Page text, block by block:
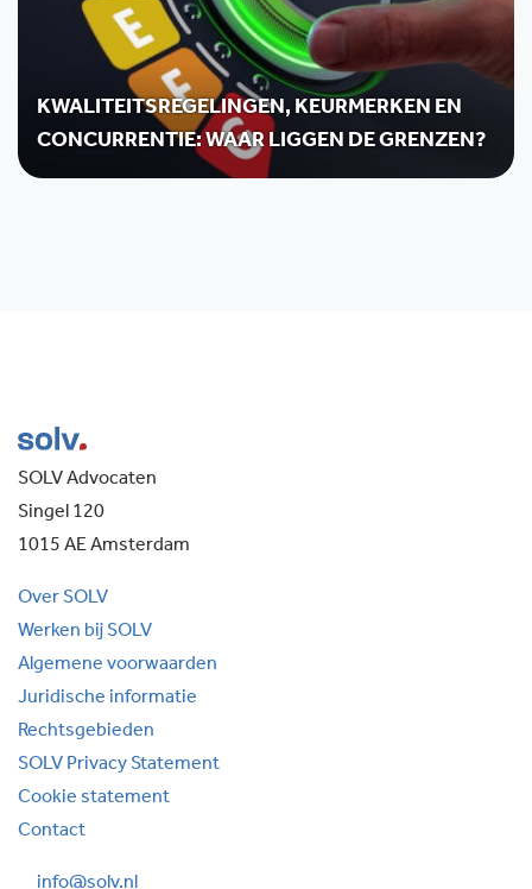
KWALITEITSREGELINGEN, KEURMERKEN EN
CONCURRENTIE: WAAR LIGGEN DE GRENZEN?
SOLV Advocaten
Singel 120
1015 AE Amsterdam
Over SOLV
Werken bij SOLV
Algemene voorwaarden
Juridische informatie
Rechtsgebieden
SOLV Privacy Statement
Cookie statement
Contact
info@solv.nl